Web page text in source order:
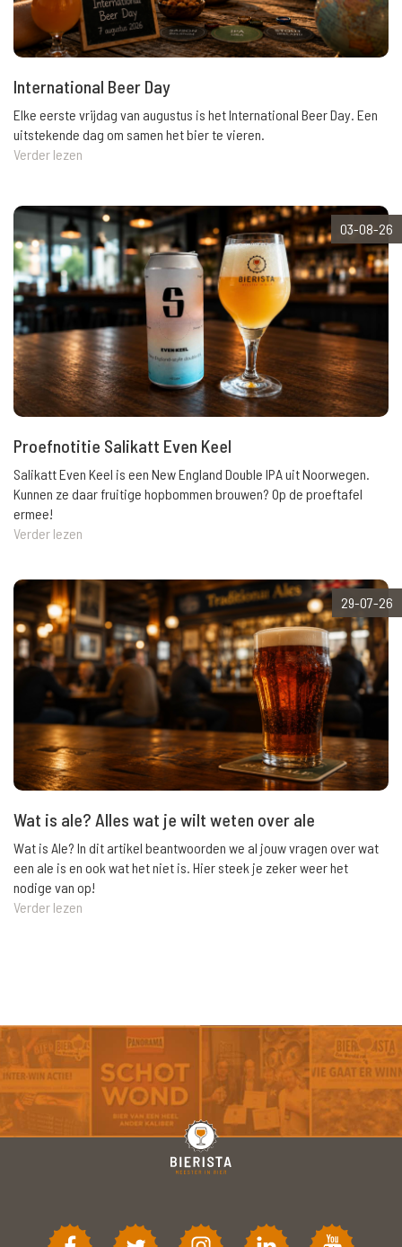
International Beer Day
Elke eerste vrijdag van augustus is het International Beer Day. Een
uitstekende dag om samen het bier te vieren.
Verder lezen
03-08-26
Proefnotitie Salikatt Even Keel
Salikatt Even Keel is een New England Double IPA uit Noorwegen.
Kunnen ze daar fruitige hopbommen brouwen? Op de proeftafel
ermee!
Verder lezen
29-07-26
Wat is ale? Alles wat je wilt weten over ale
Wat is Ale? In dit artikel beantwoorden we al jouw vragen over wat
een ale is en ook wat het niet is. Hier steek je zeker weer het
nodige van op!
Verder lezen